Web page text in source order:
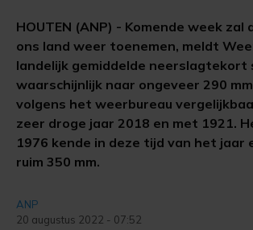
HOUTEN (ANP) - Komende week zal
ons land weer toenemen, meldt
landelijk gemiddelde
waarschijnlijk naar ongeveer 290
volgens het weerbureau
zeer droge jaar 2018 en met 1921.
1976 kende in deze tijd van het jaar
ruim 350 mm.
ANP
20 augustus 2022 - 07:52